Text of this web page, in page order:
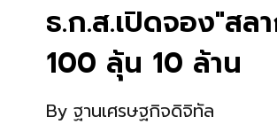
ธ.ก.ส.เปิดจอง"ส
100 ลุ้น 10 ล้าน
By ฐานเศรษฐกิจดิจิทัล